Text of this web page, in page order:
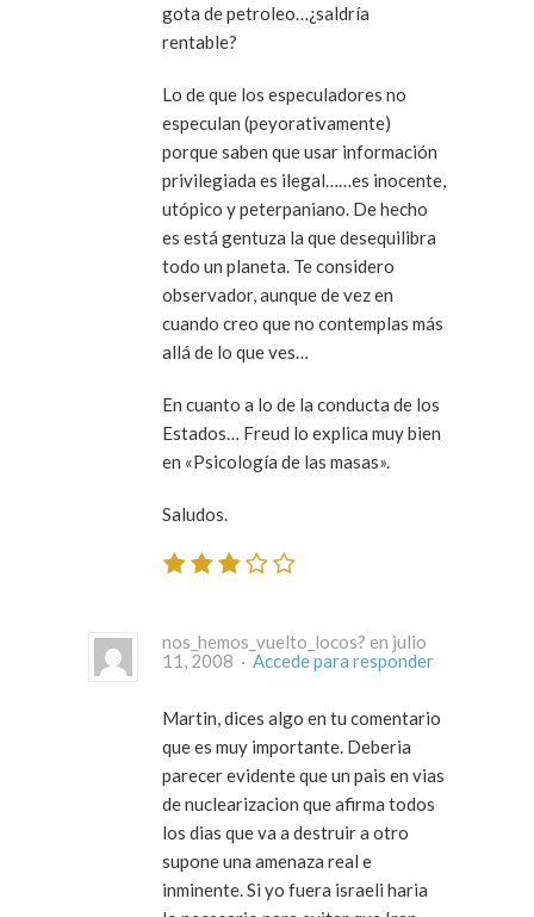
gota de petroleo…¿saldría
rentable?
Lo de que los especuladores no
especulan (peyorativamente)
porque saben que usar información
privilegiada es ilegal……es inocente,
utópico y peterpaniano. De hecho
es está gentuza la que desequilibra
todo un planeta. Te considero
observador, aunque de vez en
cuando creo que no contemplas más
allá de lo que ves…
En cuanto a lo de la conducta de los
Estados… Freud lo explica muy bien
en «Psicología de las masas».
Saludos.
nos_hemos_vuelto_locos? en julio
11, 2008 · Accede para responder
Martin, dices algo en tu comentario
que es muy importante. Deberia
parecer evidente que un pais en vias
de nuclearizacion que afirma todos
los dias que va a destruir a otro
supone una amenaza real e
inminente. Si yo fuera israeli haria